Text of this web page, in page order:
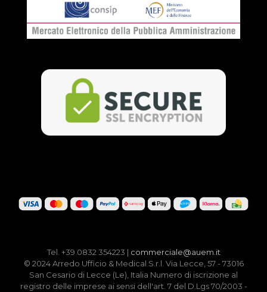
Tel. +39 0832 354223 | commerciale@auem.it
© 2024 Arredo Ufficio & Medical S.r.l. Via Lecce, 57 - 73016
San Cesario di Lecce (Le), Italia Numero di iscrizione al
registro delle imprese ai sensi dell'art. 7 del D.Lgs 70/2003 -